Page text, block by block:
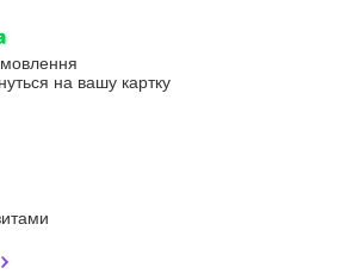
на вашу картку